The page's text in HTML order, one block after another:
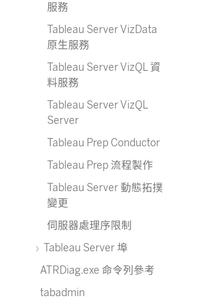
服務
Tableau Server VizData
原生服務
Tableau Server VizQL 資
料服務
Tableau Server VizQL
Server
Tableau Prep Conductor
Tableau Prep 流程製作
Tableau Server 動態拓撲
變更
伺服器處理序限制
Tableau Server 埠
ATRDiag.exe 命令列參考
tabadmin